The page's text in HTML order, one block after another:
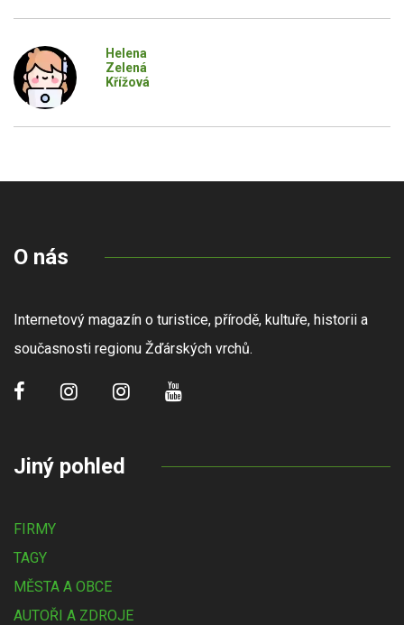
Helena
Zelená
Křížová
O nás
Internetový magazín o turistice, přírodě, kultuře, historii a
současnosti regionu Žďárských vrchů.
Jiný pohled
FIRMY
TAGY
MĚSTA A OBCE
AUTOŘI A ZDROJE